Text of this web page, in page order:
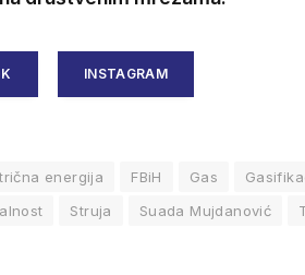
INSTAGRAM
energija FBiH Gas
Struja Suada Mujdanović